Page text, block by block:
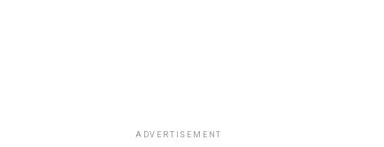
ADVERTISEMENT